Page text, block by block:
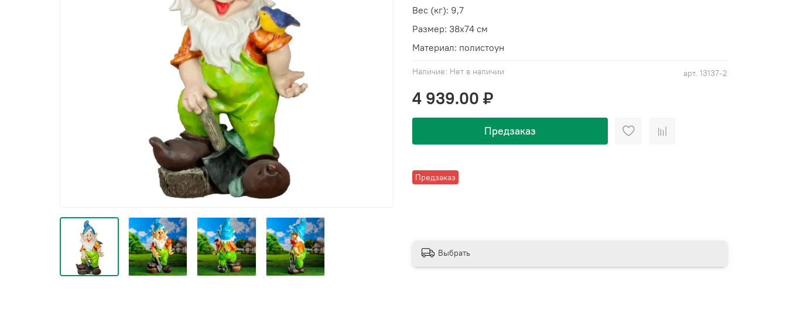
арт. 13137-2
Наличие: Нет в наличии
Предзаказ
4 939.00 ₽
Предзаказ
Вес (кг): 9,7
Размер: 38х74 см
Материал: полистоун
Выбрать